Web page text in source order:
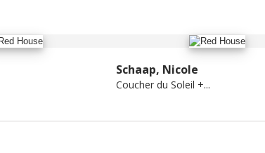
Schaap, Nicole
Coucher du Soleil +...